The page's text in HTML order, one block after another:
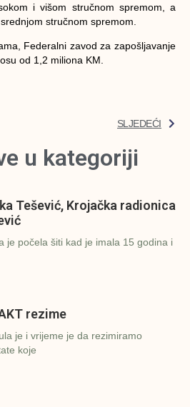
i višom stručnom spremom, a
stručnom spremom.
Federalni zavod za zapošljavanje
od 1,2 miliona KM.
SLJEDEĆI
u kategoriji
Tešević, Krojačka radionica
je počela šiti kad je imala 15 godina i
rezime
je i vrijeme je da rezimiramo
koje